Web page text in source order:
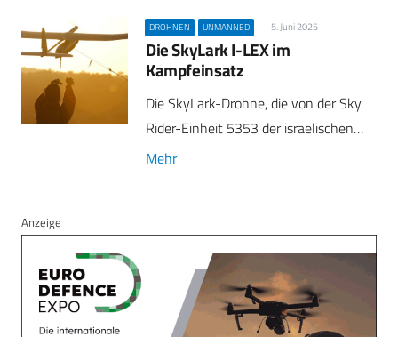
DROHNEN UNMANNED 5. Juni 2025
Die SkyLark I-LEX im
Kampfeinsatz
Die SkyLark-Drohne, die von der Sky
Rider-Einheit 5353 der israelischen…
Mehr
Anzeige